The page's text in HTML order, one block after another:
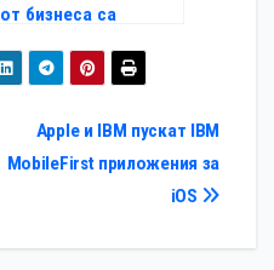
от бизнеса са
Apple и IBM пускат IBM
MobileFirst приложения за
iOS